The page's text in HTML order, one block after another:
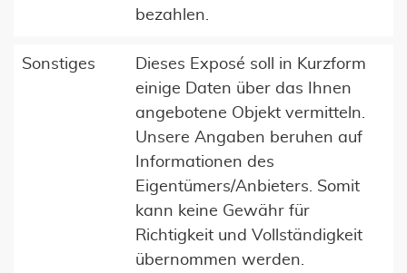
bezahlen.
Sonstiges
Dieses Exposé soll in Kurzform
einige Daten über das Ihnen
angebotene Objekt vermitteln.
Unsere Angaben beruhen auf
Informationen des
Eigentümers/Anbieters. Somit
kann keine Gewähr für
Richtigkeit und Vollständigkeit
übernommen werden.